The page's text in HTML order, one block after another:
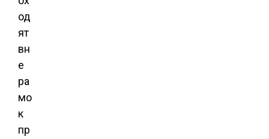
од
ят
вн
е
ра
мо
к
пр